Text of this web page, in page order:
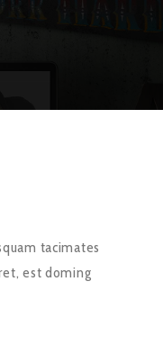
tacimates
est doming